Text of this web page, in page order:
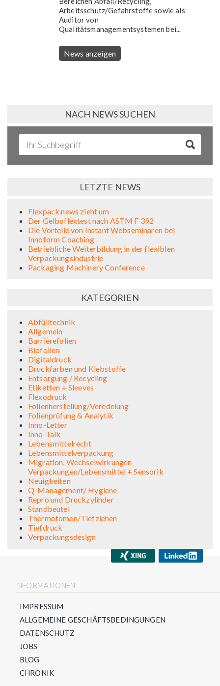
Arbeitsschutz/Gefahrstoffe sowie als
Auditor von
Qualitätsmanagementsystemen bei...
News anzeigen
NACH NEWS SUCHEN
LETZTE NEWS
Flexpack.news zieht um
Der Gelboflextest nach ASTM F 392
Die Vorteile von Instant Webseminaren bei
Innoform Coaching
Betriebliche Weiterbildung in der flexiblen
Verpackungsindustrie
Packaging Machinery Conference
KATEGORIEN
Abfülltechnik
Allgemein
Barrierefolien
Biofolien
Digitaldruck
Druckfarben und Klebstoffe
Entsorgung / Recycling
Etiketten + Sleeves
Flexodruck
Folienherstellung/Veredelung
Folienprüfung & Analytik
Inno-Letter
Inno-Talk
Lebensmittelrecht
Lebensmittelverpackung
Migration, Wechselwirkungen
Verpackungen/Lebensmittel + Sensorik
Neuigkeiten
Q-Management/ Hygiene
Repro und Druckzylinder
Standbeutel
Thermofomen/Tiefziehen
Tiefdruck
Verpackungsdesign
INFORMATIONEN
IMPRESSUM
ALLGEMEINE GESCHÄFTSBEDINGUNGEN
DATENSCHUTZ
JOBS
BLOG
CHRONIK